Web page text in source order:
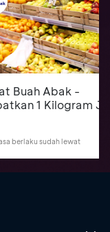
Buah Abak -
1 Kilogram
berlaku sudah lewat